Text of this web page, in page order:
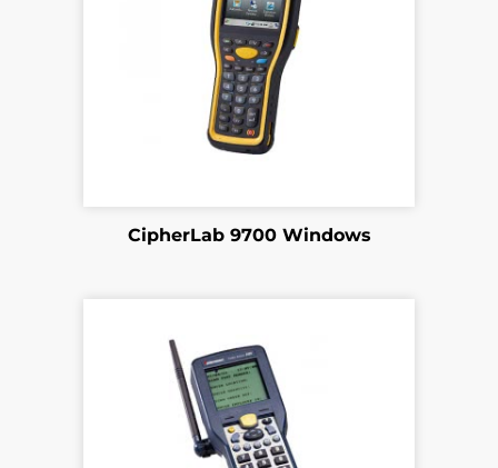
CipherLab 9700 Windows